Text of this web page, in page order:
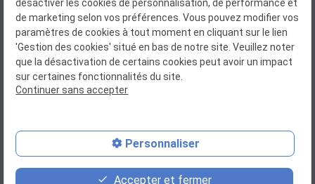
N° Siret : 88052790800011
Plan du site
Politique de confidentialité
désactiver les cookies de personnalisation, de performance et
de marketing selon vos préférences. Vous pouvez modifier vos
paramètres de cookies à tout moment en cliquant sur le lien
'Gestion des cookies' situé en bas de notre site. Veuillez noter
que la désactivation de certains cookies peut avoir un impact
sur certaines fonctionnalités du site.
Continuer sans accepter
Personnaliser
Accepter et fermer